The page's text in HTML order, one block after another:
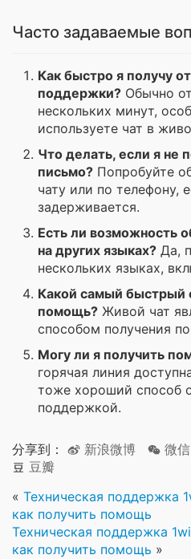
Часто задаваемые
Как быстро я получу
поддержки? Обычно
нескольких минут,
используете чат в
Что делать, если я не
письмо? Попробуйте
чату или по телефону,
задерживается.
Есть ли возможность
на других языках? Да,
нескольких языках,
Какой самый быстрый
помощь? Живой чат
способом получения
Могу ли я получить
горячая линия
тоже хороший способ
поддержкой.
分享到： 新浪微博 微信
豆瓣
« Техническая поддержка
как получить помощь
Техническая поддержка
как получить помощь »